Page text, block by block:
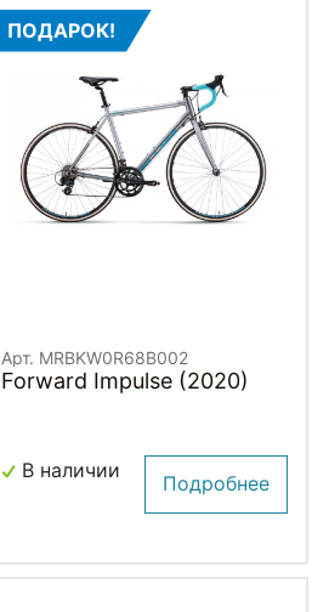
ПОДАРОК!
Арт. MRBKW0R68B002
Forward Impulse (2020)
В наличии
Подробнее